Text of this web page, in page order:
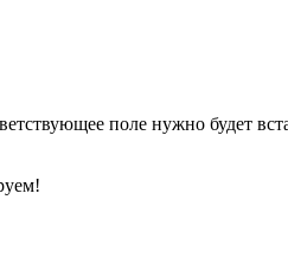
поле нужно будет